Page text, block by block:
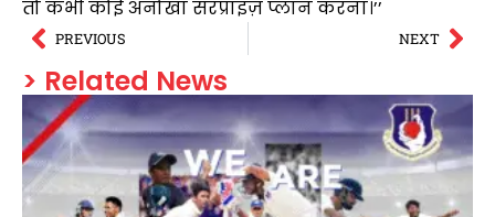
तो कभी कोई अनोखा सरप्राइज़ प्लान करना।’’
PREVIOUS NEXT
> Related News